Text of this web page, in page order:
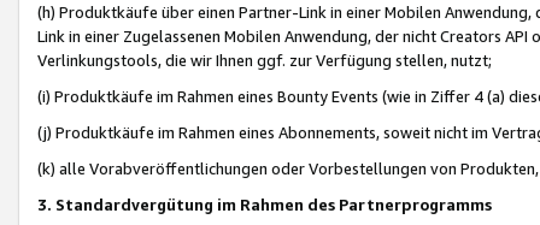
(h) Produktkäufe über einen Partner-Link in einer Mobilen
Link in einer Zugelassenen Mobilen Anwendung, der nicht Creators
Verlinkungstools, die wir Ihnen ggf. zur Verfügung stellen, nutzt;
(i) Produktkäufe im Rahmen eines Bounty Events (wie in Ziffer 4 (a)
(j) Produktkäufe im Rahmen eines Abonnements, soweit nicht im
(k) alle Vorabveröffentlichungen oder Vorbestellungen von
3. Standardvergütung im Rahmen des Partnerprogramms